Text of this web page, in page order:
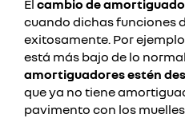
El cambio de
cuando dichas funciones
exitosamente. Por
está más bajo de lo
amortiguadores estén
que ya no tiene
pavimento con los